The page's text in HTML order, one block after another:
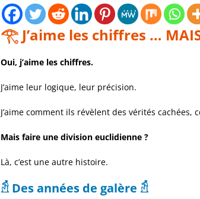
𓂀 J’aime les chiffres …
Oui, j’aime les chiffres.
J’aime leur logique, leur précision.
J’aime comment ils révèlent des vérités
Mais faire une division euclidienne ?
Là, c’est une autre histoire.
𓁣 Des années de galère 𓁣